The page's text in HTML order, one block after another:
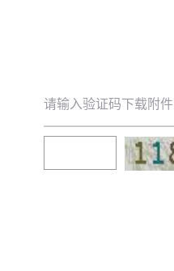
请输入验证码下载附件